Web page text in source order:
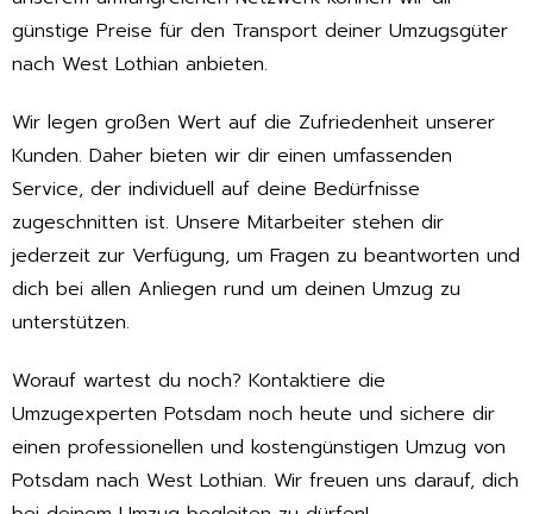
günstige Preise für den Transport deiner Umzugsgüter
nach West Lothian anbieten.
Wir legen großen Wert auf die Zufriedenheit unserer
Kunden. Daher bieten wir dir einen umfassenden
Service, der individuell auf deine Bedürfnisse
zugeschnitten ist. Unsere Mitarbeiter stehen dir
jederzeit zur Verfügung, um Fragen zu beantworten und
dich bei allen Anliegen rund um deinen Umzug zu
unterstützen.
Worauf wartest du noch? Kontaktiere die
Umzugexperten Potsdam noch heute und sichere dir
einen professionellen und kostengünstigen Umzug von
Potsdam nach West Lothian. Wir freuen uns darauf, dich